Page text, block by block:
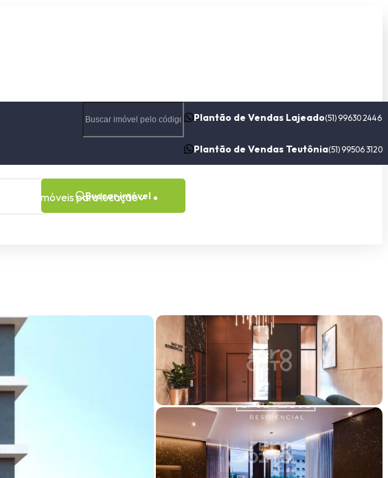
Plantão de Vendas Lajeado(51) 99630 2446
Plantão de Vendas Teutônia(51) 99506 3120
Imóveis para locação
Buscar imóvel